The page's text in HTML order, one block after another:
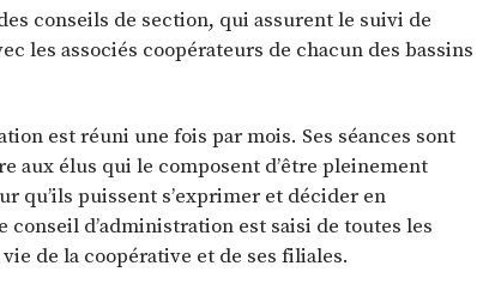
conseils de section, qui assurent le suivi de
les associés coopérateurs de chacun des bassins
est réuni une fois par mois. Ses séances sont
aux élus qui le composent d’être pleinement
qu’ils puissent s’exprimer et décider en
conseil d’administration est saisi de toutes les
de la coopérative et de ses filiales.